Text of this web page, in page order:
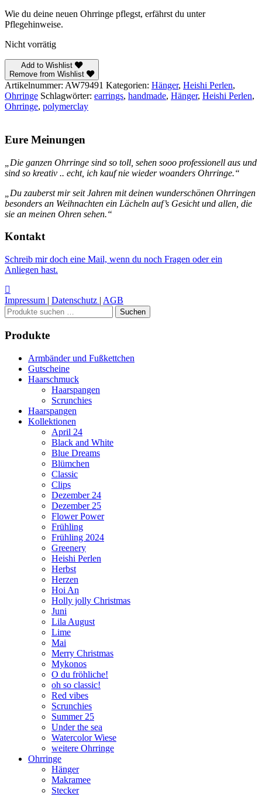
Wie du deine neuen Ohrringe pflegst, erfährst du unter
Pflegehinweise.
Nicht vorrätig
Add to Wishlist
Remove from Wishlist
Artikelnummer: AW79491 Kategorien: Hänger, Heishi Perlen,
Ohrringe Schlagwörter: earrings, handmade, Hänger, Heishi Perlen,
Ohrringe, polymerclay
Eure Meinungen
„Die ganzen Ohrringe sind so toll, sehen sooo professionell aus und
sind so kreativ .. echt, ich kauf nie wieder woanders Ohrringe.“
„Du zauberst mir seit Jahren mit deinen wunderschönen Ohrringen
besonders an Weihnachten ein Lächeln auf’s Gesicht und allen, die
sie an meinen Ohren sehen.“
Kontakt
Schreib mir doch eine Mail, wenn du noch Fragen oder ein
Anliegen hast.
Impressum | Datenschutz | AGB
Suchen
nach:
Suchen
Produkte
Armbänder und Fußkettchen
Gutscheine
Haarschmuck
Haarspangen
Scrunchies
Haarspangen
Kollektionen
April 24
Black and White
Blue Dreams
Blümchen
Classic
Clips
Dezember 24
Dezember 25
Flower Power
Frühling
Frühling 2024
Greenery
Heishi Perlen
Herbst
Herzen
Hoi An
Holly jolly Christmas
Juni
Lila August
Lime
Mai
Merry Christmas
Mykonos
O du fröhliche!
oh so classic!
Red vibes
Scrunchies
Summer 25
Under the sea
Watercolor Wiese
weitere Ohrringe
Ohrringe
Hänger
Makramee
Stecker